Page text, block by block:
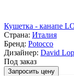
Кушетка - канапе
Страна: Италия
Бренд: Potocco
Дизайнер: David
Под заказ
Запросить цену